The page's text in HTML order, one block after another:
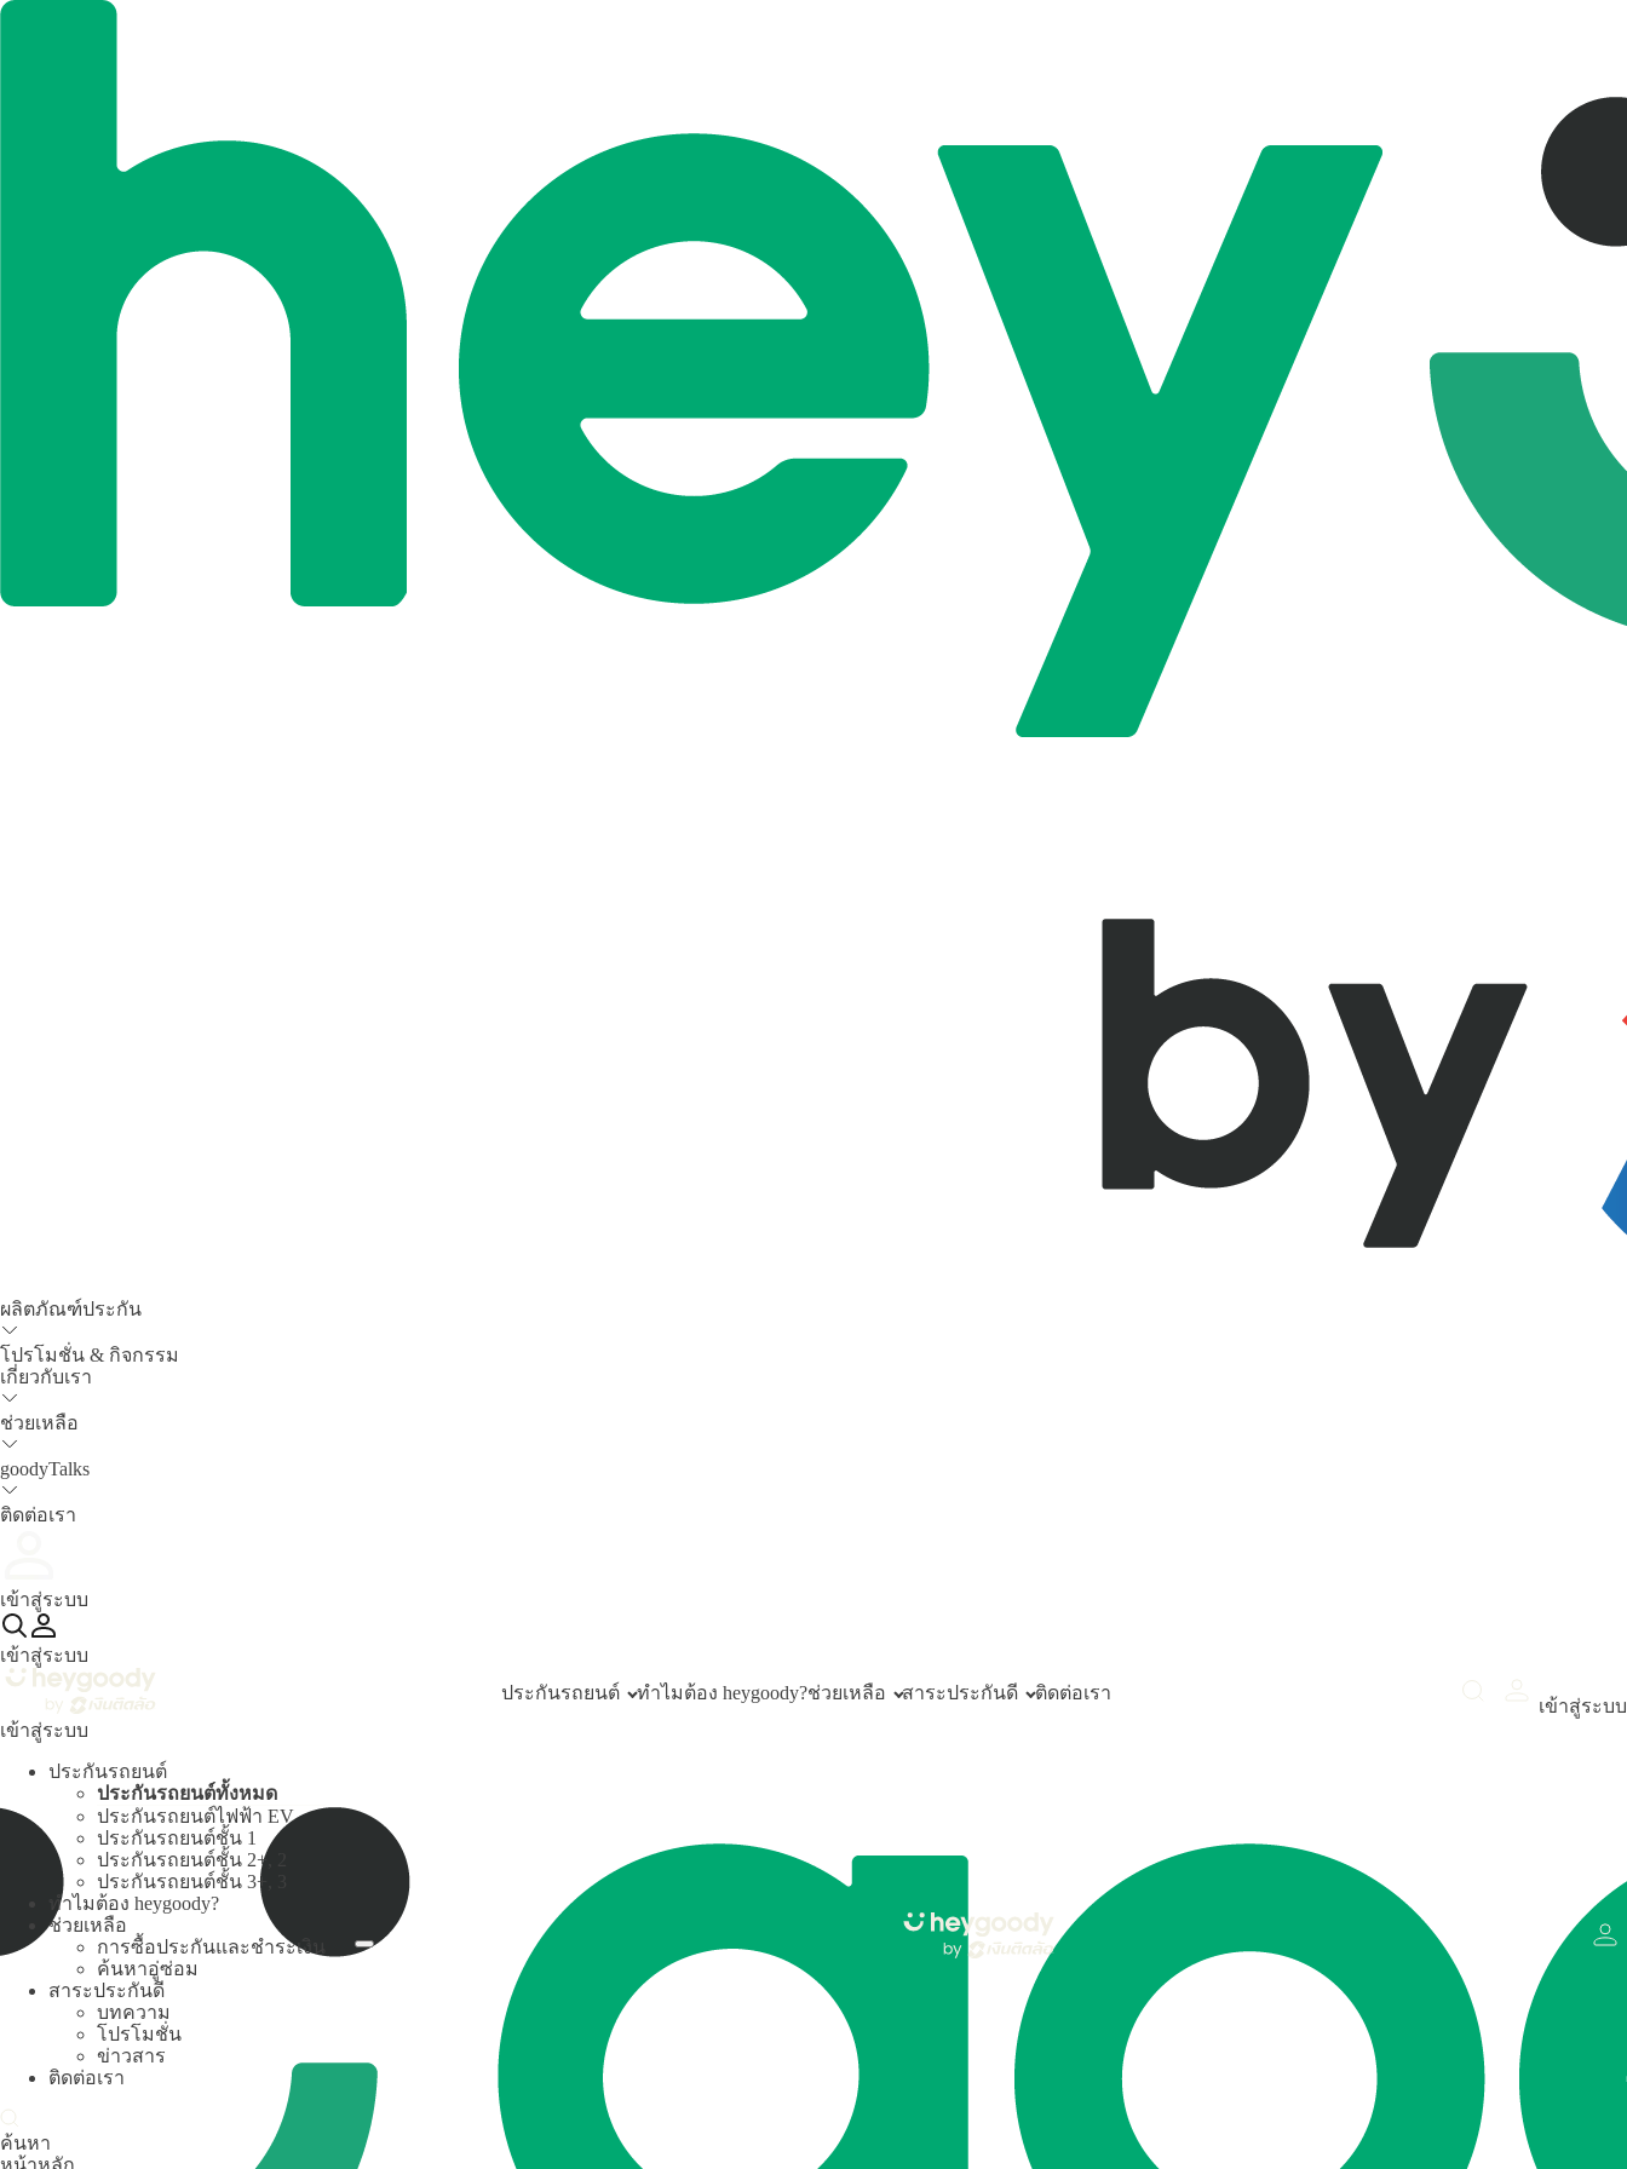
ผลิตภัณฑ์ประกัน
โปรโมชั่น & กิจกรรม
เกี่ยวกับเรา
ช่วยเหลือ
goodyTalks
ติดต่อเรา
เข้าสู่ระบบ
เข้าสู่ระบบ
ประกันรถยนต์
ทำไมต้อง heygoody?ช่วยเหลือ สาระประกันดี ติดต่อเรา
เข้าสู่ระบบ
เข้าสู่ระบบ
ประกันรถยนต์
ประกันรถยนต์ทั้งหมด
ประกันรถยนต์ไฟฟ้า EV
ประกันรถยนต์ชั้น 1
ประกันรถยนต์ชั้น 2+, 2
ประกันรถยนต์ชั้น 3+, 3
ทำไมต้อง heygoody?
ช่วยเหลือ
การซื้อประกันและชำระเงิน
ค้นหาอู่ซ่อม
สาระประกันดี
บทความ
โปรโมชั่น
ข่าวสาร
ติดต่อเรา
ค้นหา
หน้าหลัก